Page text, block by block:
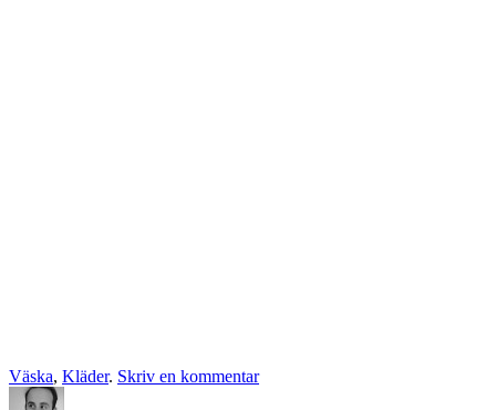
Väska, Kläder. Skriv en kommentar